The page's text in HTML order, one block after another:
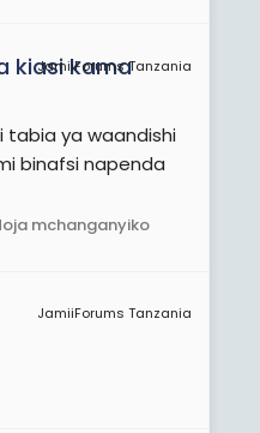
JamiiForums Tanzania
kiasi kama
tabia ya waandishi
binafsi napenda
mchanganyiko
JamiiForums Tanzania